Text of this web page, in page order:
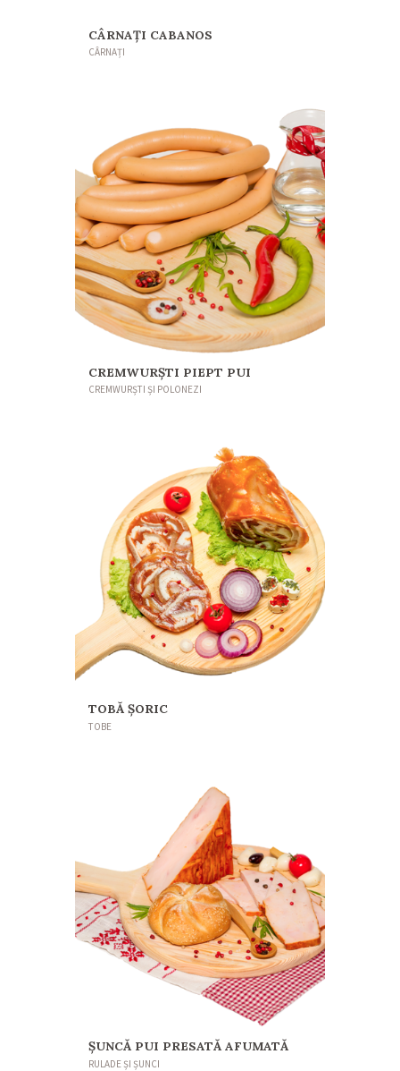
CÂRNAȚI CABANOS
CÂRNAȚI
CREMWURŞTI PIEPT PUI
CREMWURȘTI ȘI POLONEZI
TOBĂ ȘORIC
TOBE
ȘUNCĂ PUI PRESATĂ AFUMATĂ
RULADE ȘI ȘUNCI